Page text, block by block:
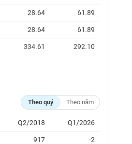
28.64 61.89
28.64 61.89
334.61 292.10
Theo quý Theo năm
Q2/2018 Q1/2026
917 -2